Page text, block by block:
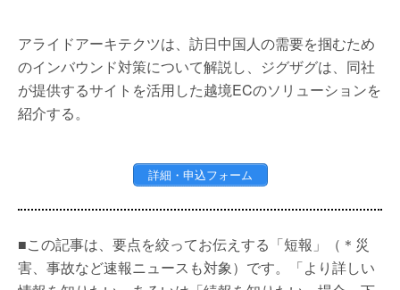
アライドアーキテクツは、訪日中国人の需要を掴むため
のインバウンド対策について解説し、ジグザグは、同社
が提供するサイトを活用した越境ECのソリューションを
紹介する。
詳細・申込フォーム
■この記事は、要点を絞ってお伝えする「短報」（＊災
害、事故など速報ニュースも対象）です。「より詳しい